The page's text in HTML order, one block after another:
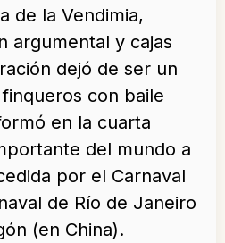
de la Vendimia,
argumental y cajas
dejó de ser un
con baile
en la cuarta
del mundo a
por el Carnaval
de Río de Janeiro
(en China).